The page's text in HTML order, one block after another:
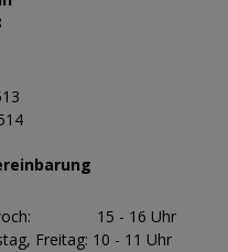
15 - 16 Uhr
Freitag: 10 - 11 Uhr